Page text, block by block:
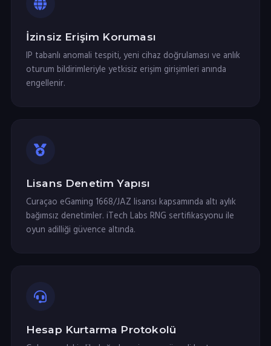
İzinsiz Erişim Koruması
IP tabanlı anomali tespiti, yeni cihaz doğrulaması ve anlık
oturum bildirimleriyle yetkisiz erişim girişimleri anında
engellenir.
Lisans Denetim Yapısı
Curaçao eGaming 1668/JAZ lisansı kapsamında altı aylık
bağımsız denetimler. iTech Labs RNG sertifikasyonu ile
oyun adilliği güvence altında.
Hesap Kurtarma Protokolü